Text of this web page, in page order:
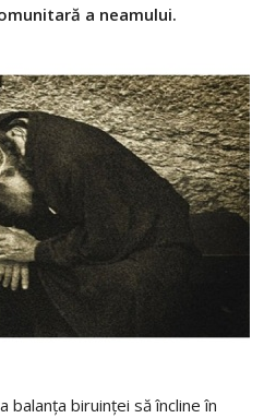
a neamului.
balanţa biruinţei să încline în